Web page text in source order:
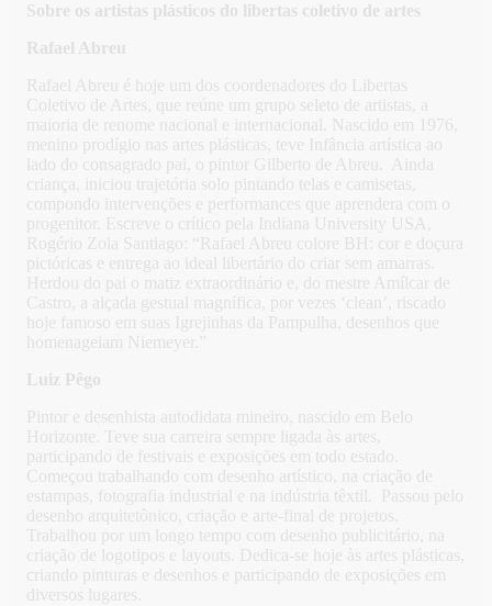
Sobre os artistas plásticos do libertas coletivo de artes
Rafael Abreu
Rafael Abreu é hoje um dos coordenadores do Libertas
Coletivo de Artes, que reúne um grupo seleto de artistas, a
maioria de renome nacional e internacional. Nascido em 1976,
menino prodígio nas artes plásticas, teve Infância artística ao
lado do consagrado pai, o pintor Gilberto de Abreu. Ainda
criança, iniciou trajetória solo pintando telas e camisetas,
compondo intervenções e performances que aprendera com o
progenitor. Escreve o crítico pela Indiana University USA,
Rogério Zola Santiago: “Rafael Abreu colore BH: cor e doçura
pictóricas e entrega ao ideal libertário do criar sem amarras.
Herdou do pai o matiz extraordinário e, do mestre Amílcar de
Castro, a alçada gestual magnífica, por vezes ‘clean’, riscado
hoje famoso em suas Igrejinhas da Pampulha, desenhos que
homenageiam Niemeyer.”
Luiz Pêgo
Pintor e desenhista autodidata mineiro, nascido em Belo
Horizonte. Teve sua carreira sempre ligada às artes,
participando de festivais e exposições em todo estado.
Começou trabalhando com desenho artístico, na criação de
estampas, fotografia industrial e na indústria têxtil. Passou pelo
desenho arquitetônico, criação e arte-final de projetos.
Trabalhou por um longo tempo com desenho publicitário, na
criação de logotipos e layouts. Dedica-se hoje às artes plásticas,
criando pinturas e desenhos e participando de exposições em
diversos lugares.